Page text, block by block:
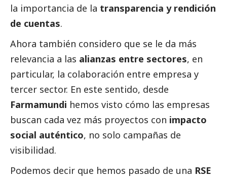
la importancia de la transparencia y rendición
de cuentas.
Ahora también considero que se le da más
relevancia a las alianzas entre sectores, en
particular, la colaboración entre empresa y
tercer sector. En este sentido, desde
Farmamundi hemos visto cómo las empresas
buscan cada vez más proyectos con impacto
social auténtico, no solo campañas de
visibilidad.
Podemos decir que hemos pasado de una RSE